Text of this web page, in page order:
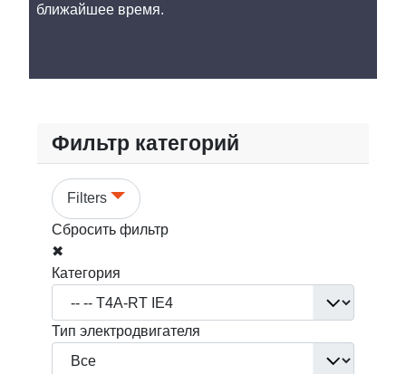
ближайшее время.
Фильтр категорий
Filters
Сбросить фильтр
✖
Категория
Тип электродвигателя